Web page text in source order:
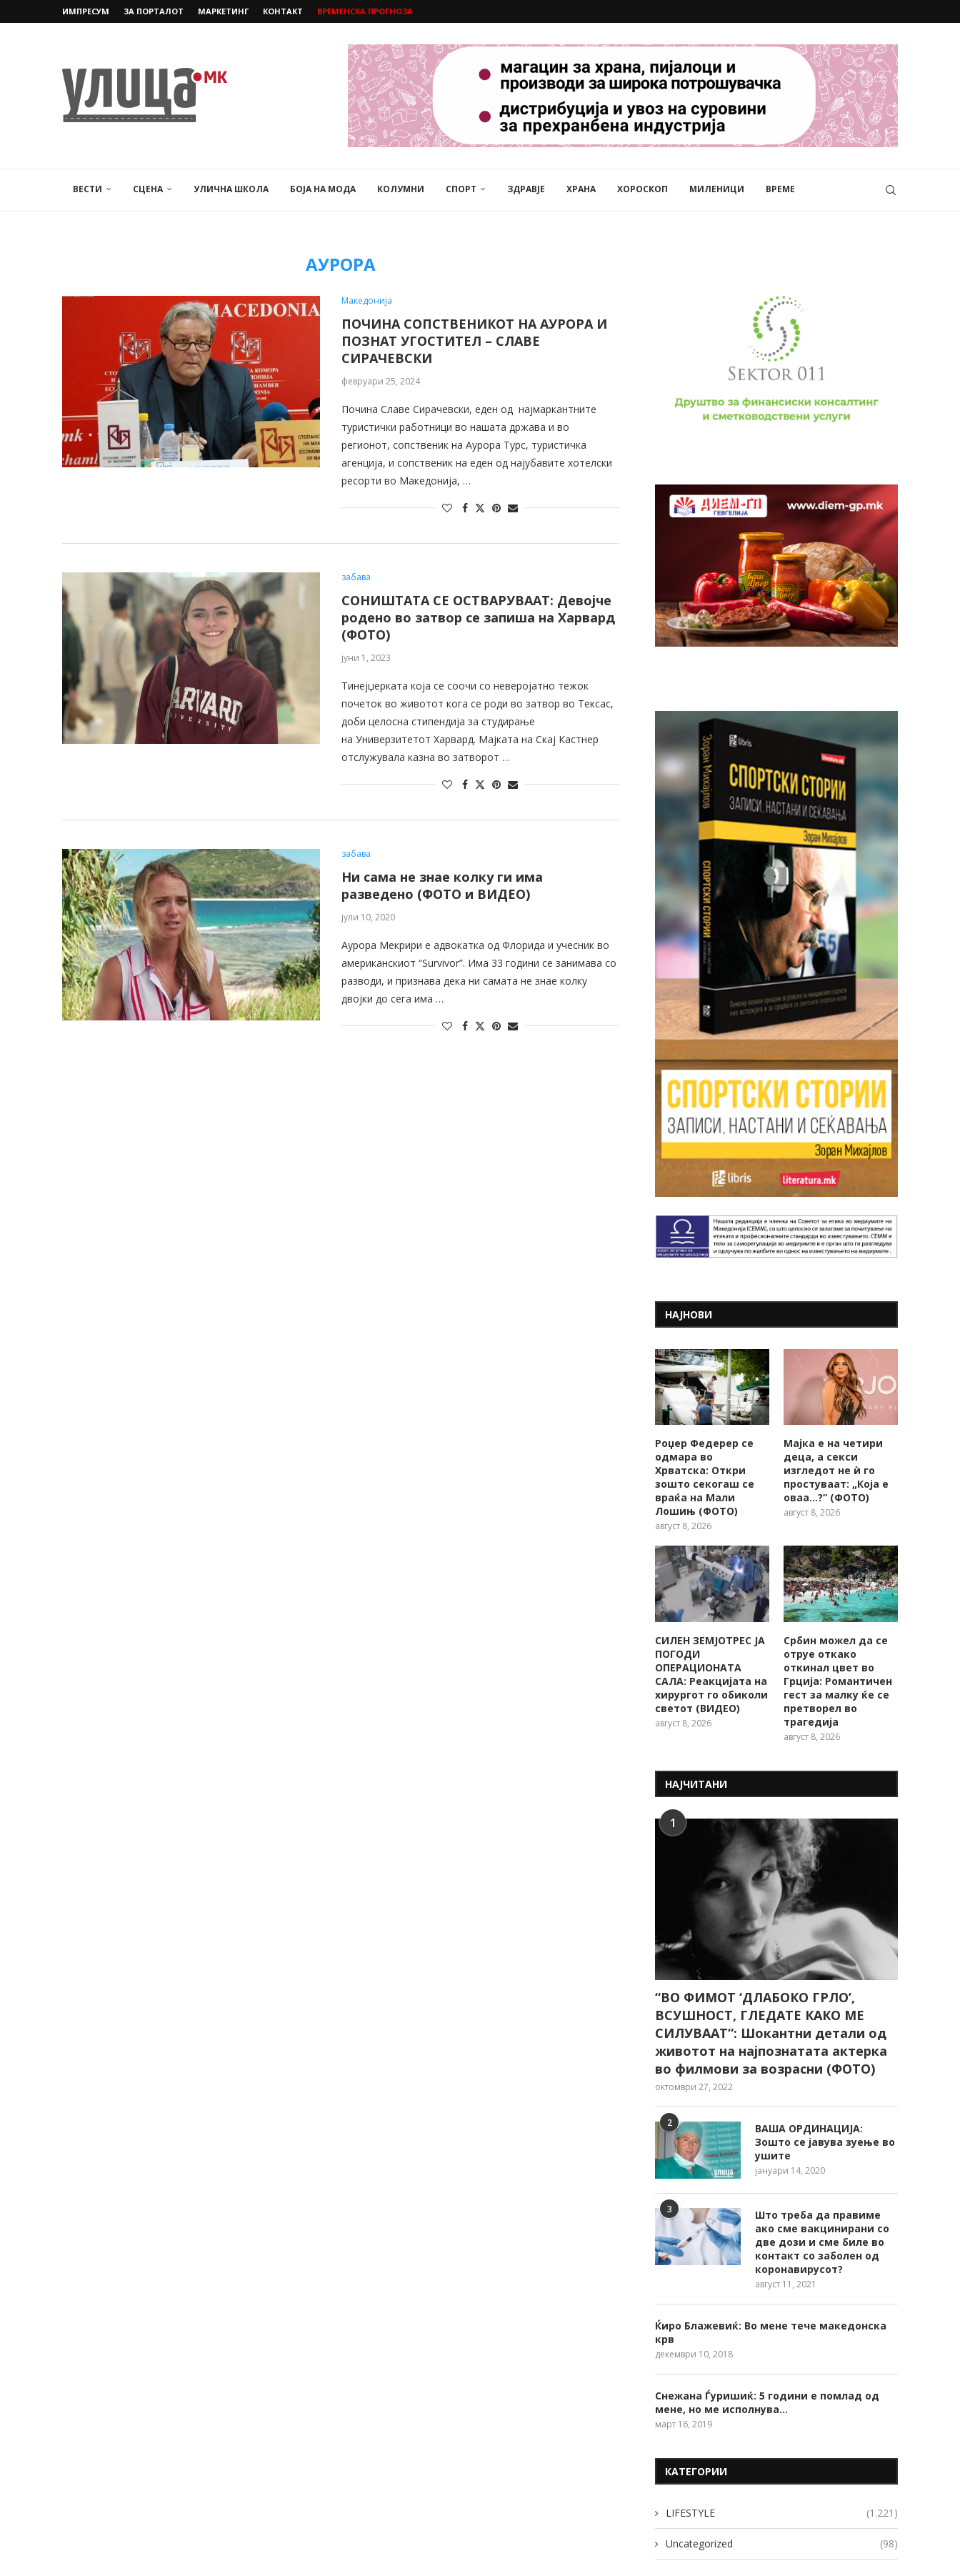
ИМПРЕСУМ ЗА ПОРТАЛОТ МАРКЕТИНГ КОНТАКТ ВРЕМЕНСКА ПРОГНОЗА
ВЕСТИ СЦЕНА УЛИЧНА ШКОЛА БОЈА НА МОДА КОЛУМНИ СПОРТ ЗДРАВЈЕ ХРАНА ХОРОСКОП МИЛЕНИЦИ ВРЕМЕ
АУРОРА
Македонија
ПОЧИНА СОПСТВЕНИКОТ НА АУРОРА И
ПОЗНАТ УГОСТИТЕЛ – СЛАВЕ
СИРАЧЕВСКИ
февруари 25, 2024
Почина Славе Сирачевски, еден од најмаркантните
туристички работници во нашата држава и во
регионот, сопственик на Аурора Турс, туристичка
агенција, и сопственик на еден од најубавите хотелски
ресорти во Македонија, …
забава
СОНИШТАТА СЕ ОСТВАРУВААТ: Девојче
родено во затвор се запиша на Харвард
(ФОТО)
јуни 1, 2023
Тинејџерката која се соочи со неверојатно тежок
почеток во животот кога се роди во затвор во Тексас,
доби целосна стипендија за студирање
на Универзитетот Харвард. Мајката на Скај Кастнер
отслужувала казна во затворот …
забава
Ни сама не знае колку ги има
разведено (ФОТО и ВИДЕО)
јули 10, 2020
Аурора Мекрири е адвокатка од Флорида и учесник во
американскиот “Survivor”. Има 33 години се занимава со
разводи, и признава дека ни самата не знае колку
двојки до сега има …
НАЈНОВИ
Роџер Федерер се
одмара во
Хрватска: Откри
зошто секогаш се
враќа на Мали
Лошињ (ФОТО)
август 8, 2026
Мајка е на четири
деца, а секси
изгледот не ѝ го
простуваат: „Која е
оваа…?“ (ФОТО)
август 8, 2026
СИЛЕН ЗЕМЈОТРЕС ЈА
ПОГОДИ
ОПЕРАЦИОНАТА
САЛА: Реакцијата на
хирургот го обиколи
светот (ВИДЕО)
август 8, 2026
Србин можел да се
отруе откако
откинал цвет во
Грција: Романтичен
гест за малку ќе се
претворел во
трагедија
август 8, 2026
НАЈЧИТАНИ
1
“ВО ФИМОТ ‘ДЛАБОКО ГРЛО’,
ВСУШНОСТ, ГЛЕДАТЕ КАКО МЕ
СИЛУВААТ“: Шокантни детали од
животот на најпознатата актерка
во филмови за возрасни (ФОТО)
октомври 27, 2022
2
ВАША ОРДИНАЦИЈА:
Зошто се јавува зуење во
ушите
јануари 14, 2020
3
Што треба да правиме
ако сме вакцинирани со
две дози и сме биле во
контакт со заболен од
коронавирусот?
август 11, 2021
Ќиро Блажевиќ: Во мене тече македонска
крв
декември 10, 2018
Снежана Ѓуришиќ: 5 години е помлад од
мене, но ме исполнува…
март 16, 2019
КАТЕГОРИИ
LIFESTYLE (1.221)
Uncategorized (98)